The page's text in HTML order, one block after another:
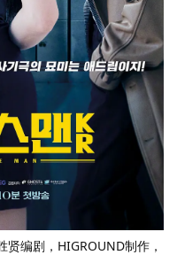
贤编剧，HIGROUND制作，